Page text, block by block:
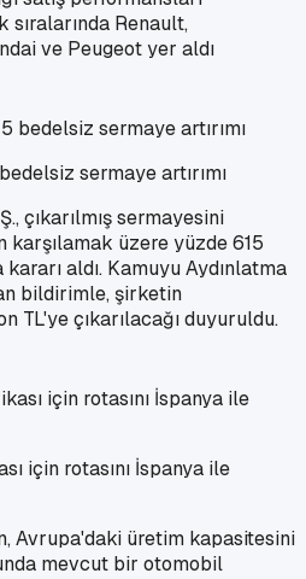
Renault,
ve Peugeot yer aldı
sermaye artırımı
çıkarılmış sermayesini
üzere yüzde 615
aldı. Kamuyu Aydınlatma
bildirimle, şirketin
TL'ye çıkarılacağı duyuruldu.
için rotasını İspanya ile
Avrupa'daki üretim kapasitesini
mevcut bir otomobil